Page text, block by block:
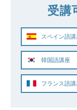
受講
スペイン語
韓国語講座
フランス語講